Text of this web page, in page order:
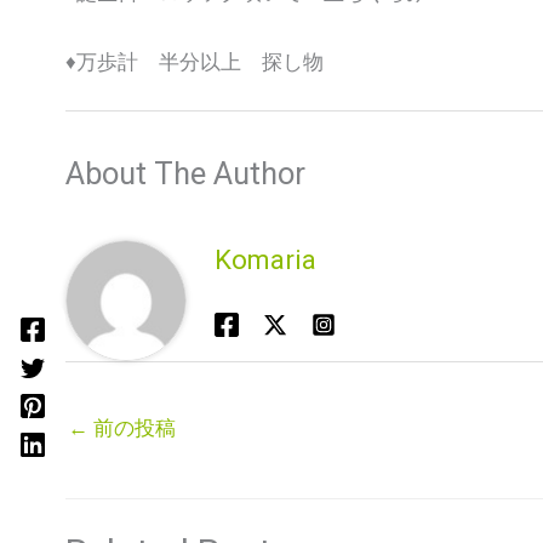
♦️万歩計 半分以上 探し物
About The Author
Komaria
← 前の投稿